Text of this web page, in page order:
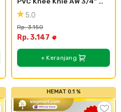
Elbow AW 3/4 inc Rucika
5.0
Rp. 3.150
Rp. 3.147
+ Keranjang
HEMAT 0.1 %